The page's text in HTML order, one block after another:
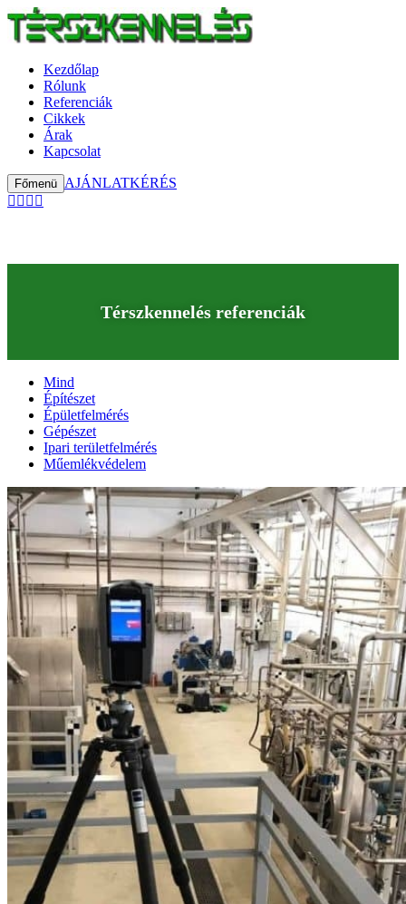
Kezdőlap
Rólunk
Referenciák
Cikkek
Árak
Kapcsolat
Főmenü AJÁNLATKÉRÉS
Térszkennelés referenciák
Mind
Építészet
Épületfelmérés
Gépészet
Ipari területfelmérés
Műemlékvédelem